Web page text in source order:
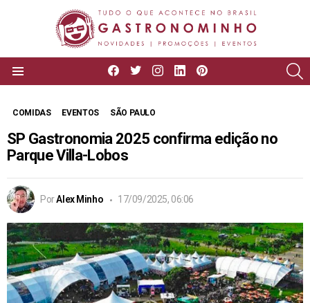
facebooktwitterinstagram
linkedin
COMIDAS EVENTOS SÃO PAULO
SP Gastronomia 2025 confirma edição no
Parque Villa-Lobos
PorAlex Minho 17/09/2025, 06:06